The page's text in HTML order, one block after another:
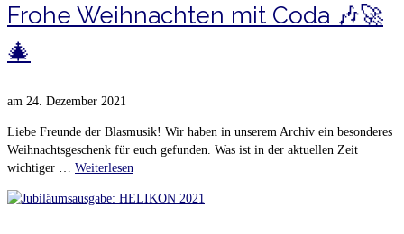
Frohe Weihnachten mit Coda 🎶🚀
🎄
am 24. Dezember 2021
Liebe Freunde der Blasmusik! Wir haben in unserem Archiv ein besonderes
Weihnachtsgeschenk für euch gefunden. Was ist in der aktuellen Zeit
wichtiger … Weiterlesen